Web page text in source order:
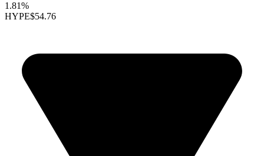
1.81%
HYPE$54.76